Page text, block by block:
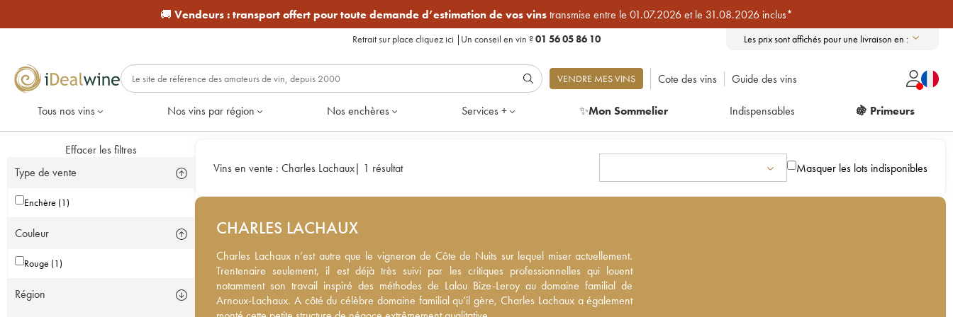
🚚 Vendeurs :transport offert pour toute demande d’estimation de vos vinstransmise entre le 01.07.2026 et le 31.08.2026 inclus*
Retrait sur place cliquez ici | Un conseil en vin ?01 56 05 86 10 Les prix sont affichés pour une livraison en :
VENDRE MES VINS Cote des vins Guide des vins
Tous nos vins Nos vins par région Nos enchères Services + ✨Mon Sommelier Indispensables 🍇 Primeurs
Effacer les filtres
Type de vente
Enchère (1)
Couleur
Rouge (1)
Région
Vins en vente : Charles Lachaux| 1 résultat Masquer les lots indisponibles
CHARLES LACHAUX
Charles Lachaux n’est autre que le vigneron de Côte de Nuits sur lequel miser actuellement.
Trentenaire seulement, il est déjà très suivi par les critiques professionnelles qui louent notamment
son travail inspiré des méthodes de Lalou Bize-Leroy au domaine familial de Arnoux-Lachaux. A
côté du célèbre domaine familial qu’il gère, Charles Lachaux a également monté cette petite
Charles Lachaux n’est autre que le vigneron de Côte de Nuits sur lequel miser actuellement.
Trentenaire seulement, il est déjà très suivi par les critiques professionnelles qui louent
notamment son travail inspiré des méthodes de Lalou Bize-Leroy au domaine familial de
Arnoux-Lachaux. A côté du célèbre domaine familial qu’il gère, Charles Lachaux a également